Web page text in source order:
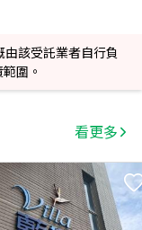
該受託業者自行負
圍。
看更多